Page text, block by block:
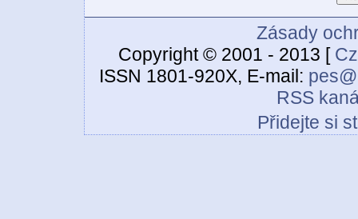
Zásady
Copyright © 2001 - 2013 [
ISSN 1801-920X, E-mail:
RSS
Přidejte si